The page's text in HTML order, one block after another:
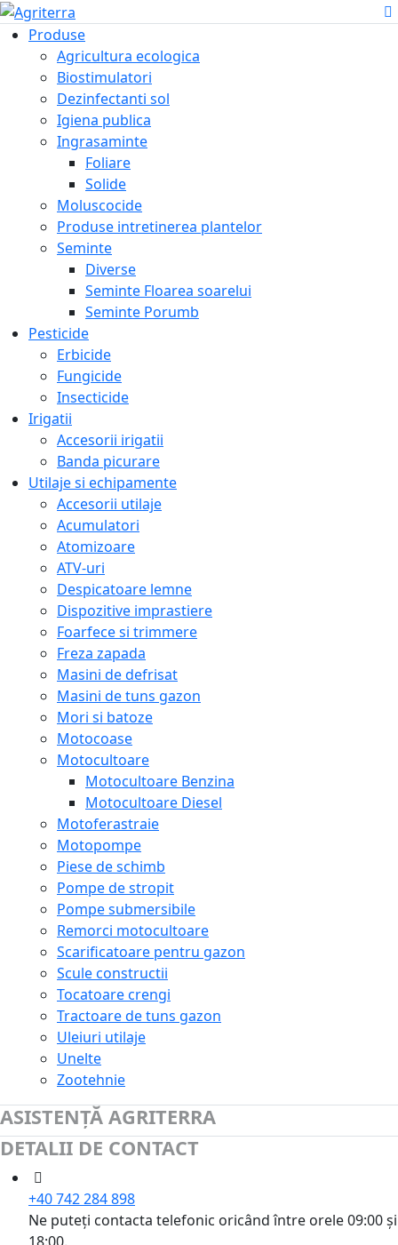
Produse
Agricultura ecologica
Biostimulatori
Dezinfectanti sol
Igiena publica
Ingrasaminte
Foliare
Solide
Moluscocide
Produse intretinerea plantelor
Seminte
Diverse
Seminte Floarea soarelui
Seminte Porumb
Pesticide
Erbicide
Fungicide
Insecticide
Irigatii
Accesorii irigatii
Banda picurare
Utilaje si echipamente
Accesorii utilaje
Acumulatori
Atomizoare
ATV-uri
Despicatoare lemne
Dispozitive imprastiere
Foarfece si trimmere
Freza zapada
Masini de defrisat
Masini de tuns gazon
Mori si batoze
Motocoase
Motocultoare
Motocultoare Benzina
Motocultoare Diesel
Motoferastraie
Motopompe
Piese de schimb
Pompe de stropit
Pompe submersibile
Remorci motocultoare
Scarificatoare pentru gazon
Scule constructii
Tocatoare crengi
Tractoare de tuns gazon
Uleiuri utilaje
Unelte
Zootehnie
ASISTENȚĂ AGRITERRA
DETALII DE CONTACT
+40 742 284 898
Ne puteți contacta telefonic oricând între orele 09:00 și